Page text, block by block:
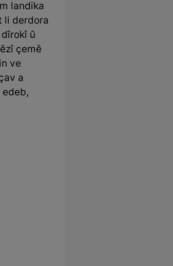
landika
li derdora
û
çemê
ve
a